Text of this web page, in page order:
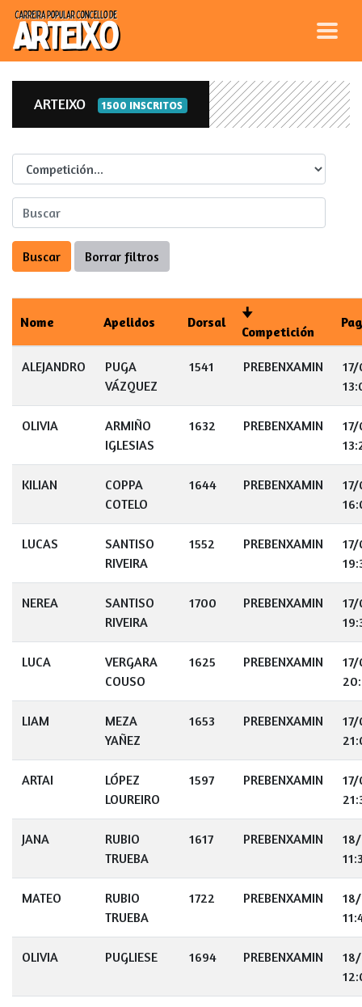
ARTEIXO 1500 INSCRITOS
Competicion
Nome Apelidos Dorsal
Competición
ALEJANDRO
PUGA
VÁZQUEZ
1541 PREBENXAMIN
OLIVIA
ARMIÑO
IGLESIAS
1632 PREBENXAMIN
KILIAN
COPPA
COTELO
1644 PREBENXAMIN
LUCAS
SANTISO
RIVEIRA
1552 PREBENXAMIN
NEREA
SANTISO
RIVEIRA
1700 PREBENXAMIN
LUCA
VERGARA
COUSO
1625 PREBENXAMIN
LIAM
MEZA
YAÑEZ
1653 PREBENXAMIN
ARTAI
LÓPEZ
LOUREIRO
1597 PREBENXAMIN
JANA
RUBIO
TRUEBA
1617 PREBENXAMIN
MATEO
RUBIO
TRUEBA
1722 PREBENXAMIN
OLIVIA PUGLIESE 1694 PREBENXAMIN